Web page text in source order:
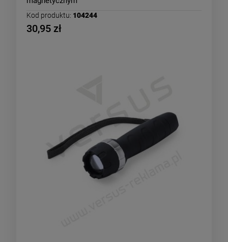
Kod produktu: 104244
30,95 zł